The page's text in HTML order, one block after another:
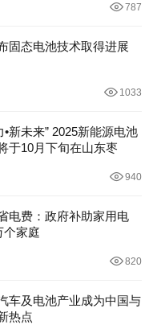
787
固态电池技术取得进展
1033
•新未来” 2025新能源电池
于10月下旬在山东枣
940
电费：政府补助家用电
个家庭
820
车及电池产业成为中国与
热点